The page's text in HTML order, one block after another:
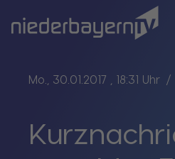
Mo., 30.01.2017 , 18:31 Uhr /